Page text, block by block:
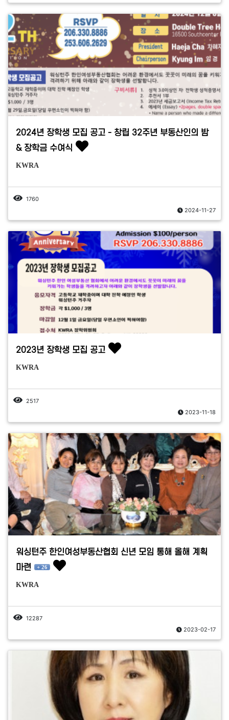
2024년 장학생 모집 공고 - 창립 32주년 부동산인의 밤
& 장학금 수여식
KWRA
1760
2024-11-27
2023년 장학생 모집 공고
KWRA
2517
2023-11-18
워싱턴주 한인여성부동산협회 신년 모임 통해 올해 계획
마련
+ 26
KWRA
12287
2023-02-17